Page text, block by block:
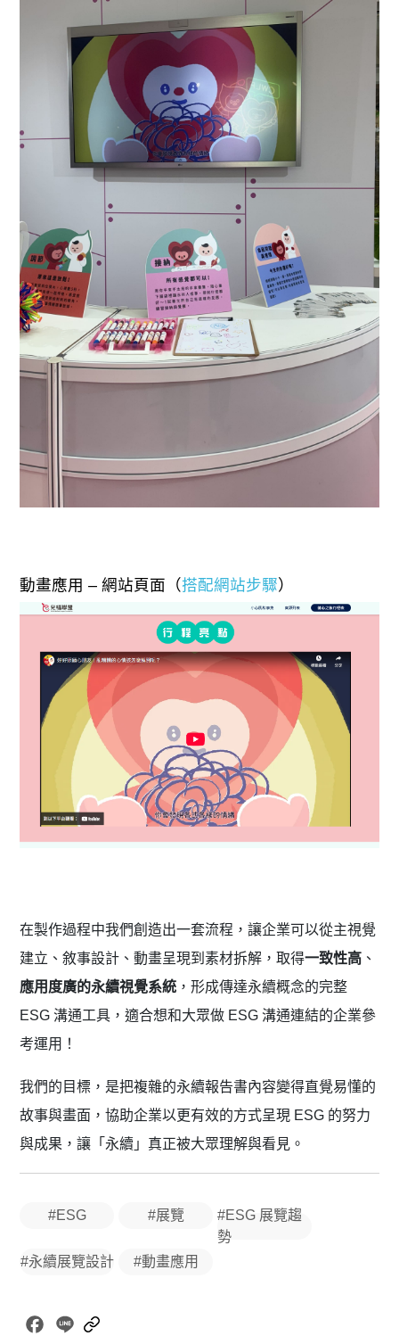
動畫應用 – 網站頁面（搭配網站步驟）
在製作過程中我們創造出一套流程，讓企業可以從主視覺
建立、敘事設計、動畫呈現到素材拆解，取得一致性高 、
應用度廣的永續視覺系統 ，形成傳達永續概念的完整
ESG 溝通工具，適合想和大眾做 ESG 溝通連結的企業參
考運用！
我們的目標，是把複雜的永續報告書內容變得直覺易懂的
故事與畫面，協助企業以更有效的方式呈現 ESG 的努力
與成果，讓「永續」真正被大眾理解與看見。
#ESG #展覽
#ESG 展覽趨
勢
#永續展覽設計
#動畫應用
Facebook
Line
Copy